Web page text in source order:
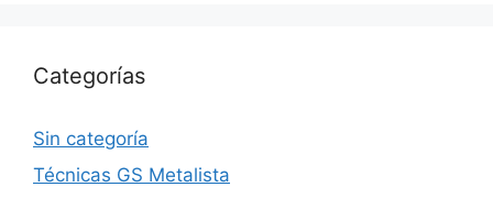
Categorías
Sin categoría
Técnicas GS Metalista